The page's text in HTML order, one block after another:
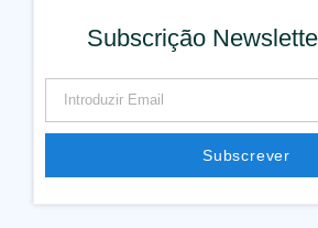
Subscrição
Subscrever